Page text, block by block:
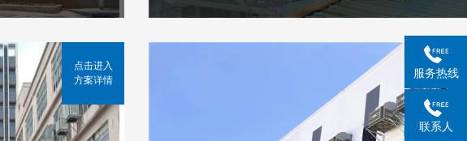
点击进入
方案详情
服务热线
联系人